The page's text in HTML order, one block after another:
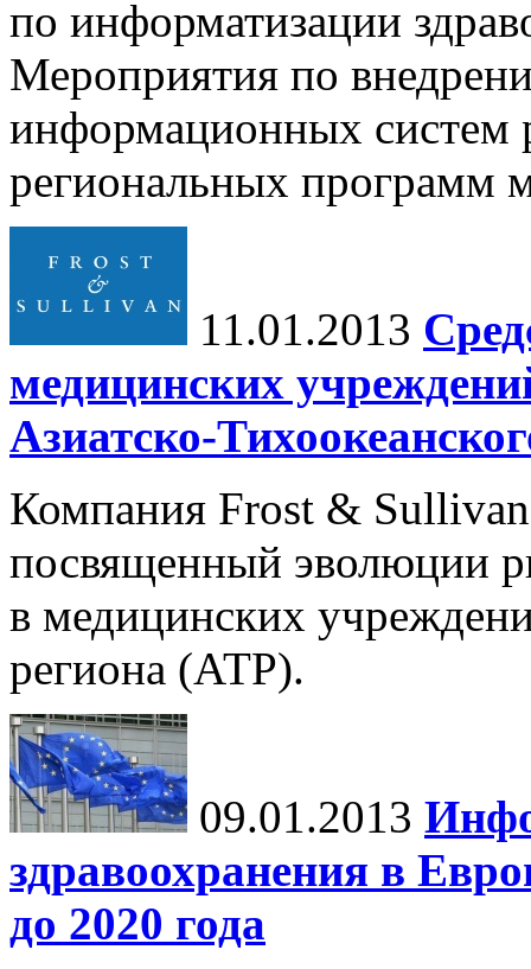
по информатизации
Мероприятия по
информационных систем
региональных программ
11.01.2013
медицинских
Азиатско-
Компания Frost &
посвященный эволюции
в медицинских
региона (АТР).
09.01.2013
здравоохранения в
до 2020 года